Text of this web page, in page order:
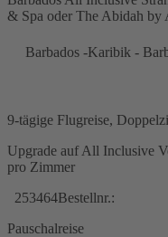
& Spa oder The Abidah by
Barbados -Karibik -
9-tägige Flugreise,
Upgrade auf All Inclusive
pro Zimmer
253464Bestellnr.:
Pauschalreise